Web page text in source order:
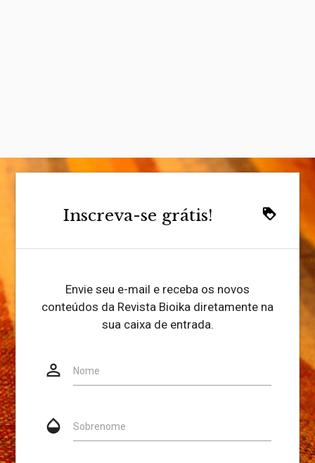
loyalty
Inscreva-se grátis!
Envie seu e-mail e receba os novos
conteúdos da Revista Bioika diretamente na
sua caixa de entrada.
person_outline Nome
opacity Sobrenome
Website